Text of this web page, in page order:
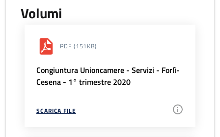
Volumi
PDF (151KB)
Congiuntura Unioncamere - Servizi - Forlì-
Cesena - 1° trimestre 2020
SCARICA FILE